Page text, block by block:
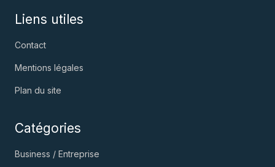
Liens utiles
Contact
Mentions légales
Plan du site
Catégories
Business / Entreprise